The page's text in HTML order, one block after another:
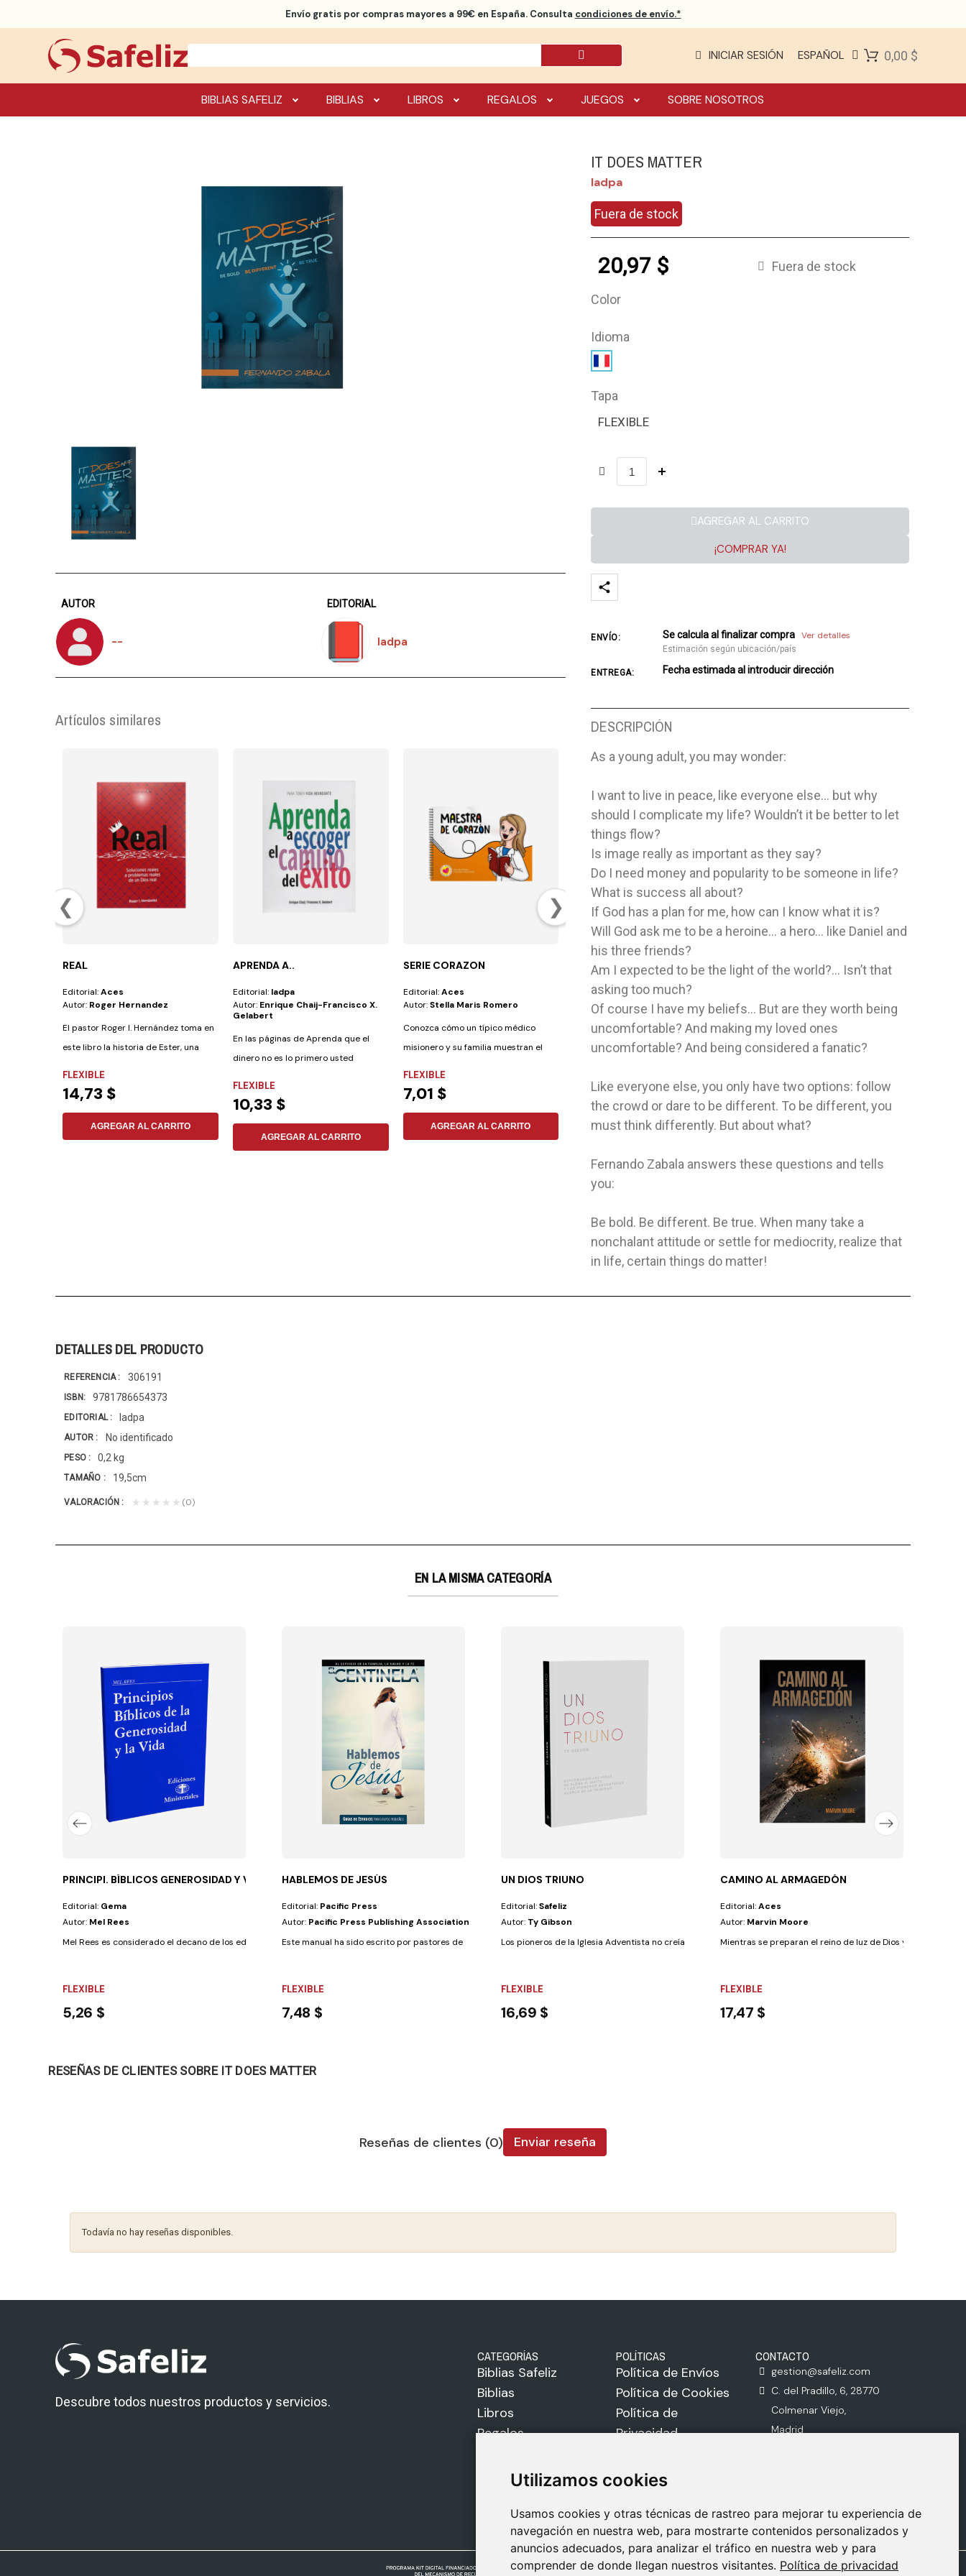
Utilizamos cookies
Usamos cookies y otras técnicas de rastreo para mejorar tu experiencia de
navegación en nuestra web, para mostrarte contenidos personalizados y
anuncios adecuados, para analizar el tráfico en nuestra web y para
comprender de donde llegan nuestros visitantes. Política de privacidad
Utilizamos cookies
Usamos cookies y otras técnicas de rastreo para mejorar tu experiencia de
navegación en nuestra web, para mostrarte contenidos personalizados y
anuncios adecuados, para analizar el tráfico en nuestra web y para
comprender de donde llegan nuestros visitantes. Política de privacidad
Envío gratispor compras mayores a 99€ en España. Consulta condiciones de envío.*
INICIAR SESIÓN ESPAÑOL 0,00 $
BIBLIAS SAFELIZ BIBLIAS LIBROS REGALOS JUEGOS SOBRE NOSOTROS
AUTOR
--
EDITORIAL
Iadpa
Artículos similares
❮ ❯
REAL
Editorial:Aces
Autor: Roger Hernandez
El pastor Roger I. Hernández toma en
este libro la historia de Ester, una
FLEXIBLE
14,73 $
AGREGAR AL CARRITO
APRENDA A..
Editorial: Iadpa
Autor: Enrique Chaij-Francisco X.
Gelabert
En las páginas de Aprenda que el
dinero no es lo primero usted
FLEXIBLE
10,33 $
AGREGAR AL CARRITO
SERIE CORAZON
Editorial:Aces
Autor:Stella Maris Romero
Conozca cómo un típico médico
misionero y su familia muestran el
FLEXIBLE
7,01 $
AGREGAR AL CARRITO
BIBLIA DHH 063
T.D.APOCRI.COLPOR.R
Editorial:Sociedad Biblica
Autor:Sociedad Biblica
6,16 $
AGREGAR AL CARRITO
HERENCIA
Autor: Ronnie Roberto Campos
Pérdidas. La vida está llena de
pérdidas. Por más que queramos, no
9,41 $
AGREGAR AL CARRITO
IT DOES MATTER
Iadpa
Fuera de stock
20,97 $ Fuera de stock
Color
Idioma
Tapa
FLEXIBLE
AGREGAR AL CARRITO
¡COMPRAR YA!
ENVÍO: Se calcula al finalizar compra Ver detalles
Estimación según ubicación/país
ENTREGA: Fecha estimada al introducir dirección
DESCRIPCIÓN
As a young adult, you may wonder:
I want to live in peace, like everyone else... but why
should I complicate my life? Wouldn’t it be better to let
things flow?
Is image really as important as they say?
Do I need money and popularity to be someone in life?
What is success all about?
If God has a plan for me, how can I know what it is?
Will God ask me to be a heroine... a hero... like Daniel and
his three friends?
Am I expected to be the light of the world?... Isn’t that
asking too much?
Of course I have my beliefs... But are they worth being
uncomfortable? And making my loved ones
uncomfortable? And being considered a fanatic?
Like everyone else, you only have two options: follow
the crowd or dare to be different. To be different, you
must think differently. But about what?
Fernando Zabala answers these questions and tells
you:
Be bold. Be different. Be true. When many take a
nonchalant attitude or settle for mediocrity, realize that
in life, certain things do matter!
DETALLES DEL PRODUCTO
REFERENCIA 306191
ISBN 9781786654373
EDITORIAL Iadpa
AUTOR No identificado
PESO 0,2 kg
TAMAÑO 19,5cm
VALORACIÓN ★★★★★ (0)
EN LA MISMA CATEGORÍA
conciencia cuando respondemos a preguntas...
PRINCIPI. BÍBLICOS GENEROSIDAD Y VIDA.
Editorial: Gema
Autor: Mel Rees
Mel Rees es considerado el decano de los educadores adventistas en el campo de la...
FLEXIBLE
5,26 $
HABLEMOS DE JESÚS
Editorial: Pacific Press
Autor: Pacific Press Publishing Association
Este manual ha sido escrito por pastores de distintos campos de la División...
FLEXIBLE
7,48 $
UN DIOS TRIUNO
Editorial:Safeliz
Autor: Ty Gibson
Los pioneros de la Iglesia Adventista no creían en la doctrina de la Trinidad, así...
FLEXIBLE
16,69 $
CAMINO AL ARMAGEDÓN
Editorial:Aces
Autor: Marvin Moore
Mientras se preparan el reino de luz de Dios y el reino de
FLEXIBLE
17,47 $
RESEÑAS DE CLIENTES SOBRE IT DOES MATTER
Reseñas de clientes (0) Enviar reseña
Todavía no hay reseñas disponibles.
Descubre todos nuestros productos y servicios.
CATEGORÍAS
Biblias Safeliz
Biblias
Libros
Regalos
Sobre Nosotros
POLÍTICAS
Política de Envíos
Política de Cookies
Política de
Privacidad
CONTACTO
gestion@safeliz.com
C. del Pradillo, 6, 28770
Colmenar Viejo,
Madrid